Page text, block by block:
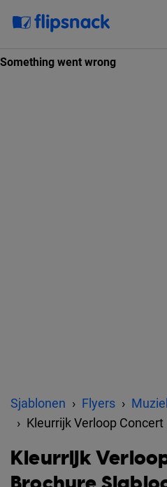
Sjablonen Flyers
Kleurrijk Verloop
Kleurrijk